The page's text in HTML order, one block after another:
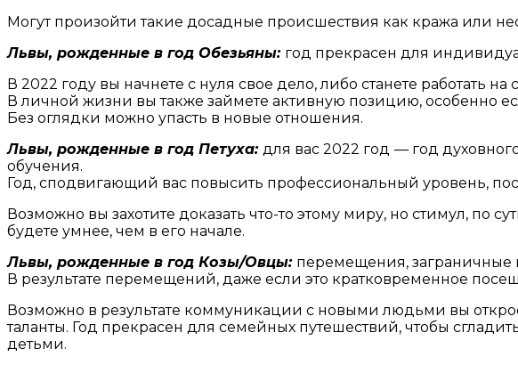
Могут произойти такие досадные происшествия как кража или
Львы, рожденные в год Обезьяны: год прекрасен для
В 2022 году вы начнете с нуля свое дело, либо станете работать
В личной жизни вы также займете активную позицию, особенно
Без оглядки можно упасть в новые отношения.
Львы, рожденные в год Петуха: для вас 2022 год — год
обучения.
Год, сподвигающий вас повысить профессиональный уровень,
Возможно вы захотите доказать что-то этому миру, но стимул, по
будете умнее, чем в его начале.
Львы, рожденные в год Козы/Овцы: перемещения, заграничные
В результате перемещений, даже если это кратковременное
Возможно в результате коммуникации с новыми людьми вы
таланты. Год прекрасен для семейных путешествий, чтобы
детьми.